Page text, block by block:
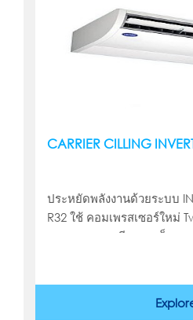
CARRIER CILLING
ประหยัดพลังงานด้วยระบบ
R32 ใช้ คอมเพรสเซอร์ใหม่
compressor มีขนาดเล็กลง